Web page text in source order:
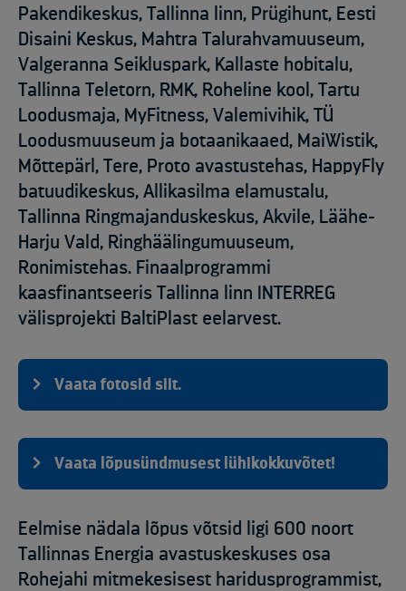
Pakendikeskus, Tallinna linn, Prügihunt, Eesti
Disaini Keskus, Mahtra Talurahvamuuseum,
Valgeranna Seikluspark, Kallaste hobitalu,
Tallinna Teletorn, RMK, Roheline kool, Tartu
Loodusmaja, MyFitness, Valemivihik, TÜ
Loodusmuuseum ja botaanikaaed, MaiWistik,
Mõttepärl, Tere, Proto avastustehas, HappyFly
batuudikeskus, Allikasilma elamustalu,
Tallinna Ringmajanduskeskus, Akvile, Läähe-
Harju Vald, Ringhäälingumuuseum,
Ronimistehas. Finaalprogrammi
kaasfinantseeris Tallinna linn INTERREG
välisprojekti BaltiPlast eelarvest.
Vaata fotosid siit.
Vaata lõpusündmusest lühikokkuvõtet!
Eelmise nädala lõpus võtsid ligi 600 noort
Tallinnas Energia avastuskeskuses osa
Rohejahi mitmekesisest haridusprogrammist,